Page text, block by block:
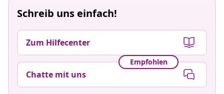
Schreib uns einfach!
Zum Hilfecenter
Empfohlen
Chatte mit uns